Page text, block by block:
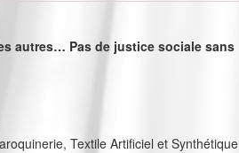
autres… Pas de justice sociale sans
Textile Artificiel et Synthétique